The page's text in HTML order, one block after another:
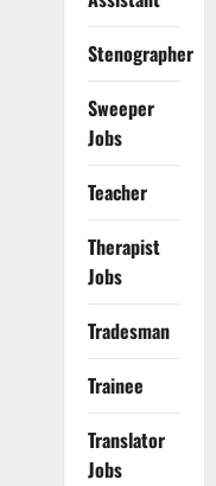
Stenographer
Sweeper
Jobs
Teacher
Therapist
Jobs
Tradesman
Trainee
Translator
Jobs